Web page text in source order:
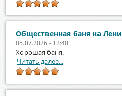
Общественная баня на
05.07.2026 - 12:40
Хорошая баня.
Читать далее...